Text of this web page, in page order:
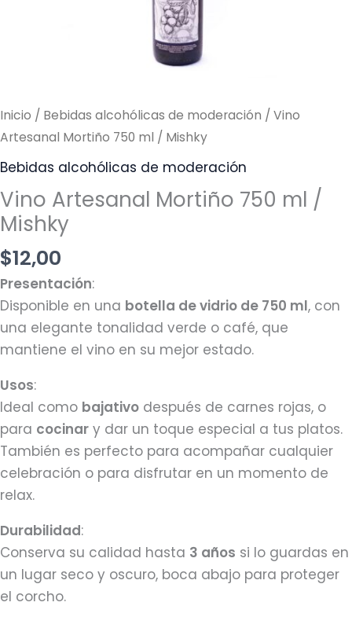
Inicio / Bebidas alcohólicas de moderación / Vino
Artesanal Mortiño 750 ml / Mishky
Bebidas alcohólicas de moderación
Vino Artesanal Mortiño 750 ml /
Mishky
$12,00
Presentación:
Disponible en una botella de vidrio de 750 ml, con
una elegante tonalidad verde o café, que
mantiene el vino en su mejor estado.
Usos:
Ideal como bajativo después de carnes rojas, o
para cocinar y dar un toque especial a tus platos.
También es perfecto para acompañar cualquier
celebración o para disfrutar en un momento de
relax.
Durabilidad:
Conserva su calidad hasta 3 años si lo guardas en
un lugar seco y oscuro, boca abajo para proteger
el corcho.